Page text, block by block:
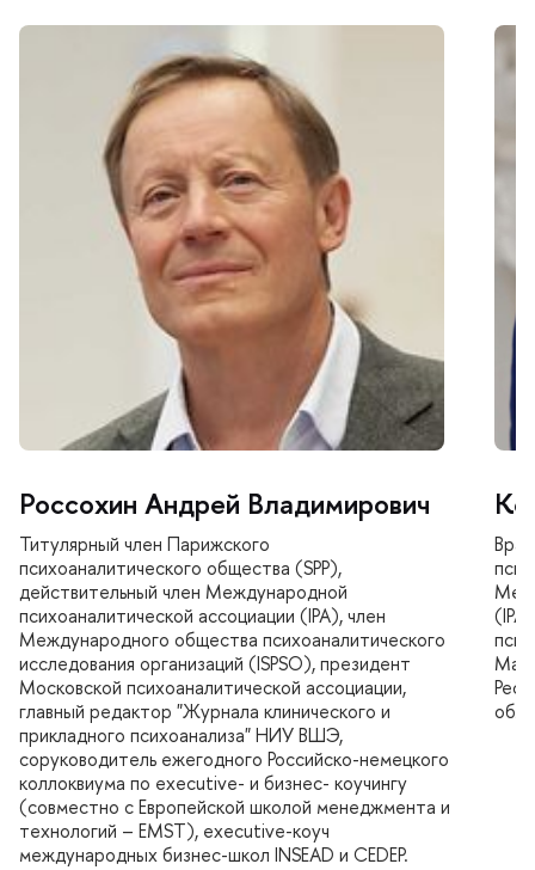
Россохин Андрей Владимирович
Титулярный член Парижского
психоаналитического общества (SPP),
действительный член Международной
психоаналитической ассоциации (IPA), член
Международного общества психоаналитического
исследования организаций (ISPSO), президент
Московской психоаналитической ассоциации,
лавный редактор "Журнала клинического и
прикладного психоанализа" НИУ ВШЭ,
соруководитель ежегодного Российско-немецкого
коллоквиума по executive- и бизнес- коучингу
(совместно с Европейской школой менеджмента и
технологий – EMST), executive-коуч
международных бизнес-школ INSEAD и CEDEP.